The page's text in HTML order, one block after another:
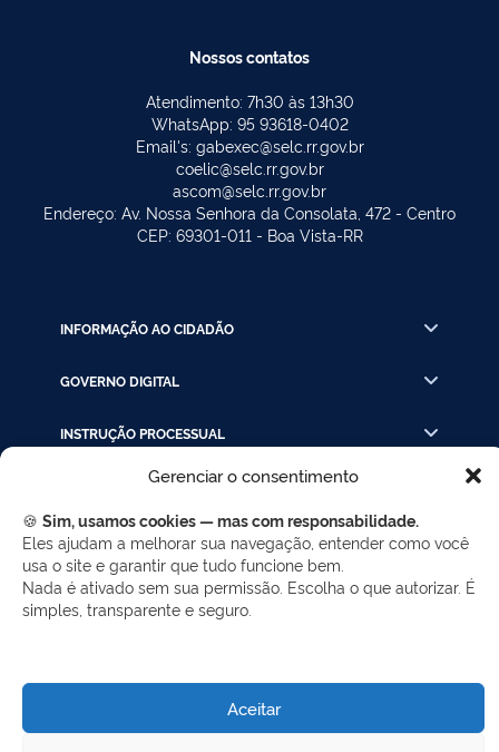
Gerenciar o consentimento
🍪 Sim, usamos cookies — mas com responsabilidade.
Eles ajudam a melhorar sua navegação, entender como você
usa o site e garantir que tudo funcione bem.
Nada é ativado sem sua permissão. Escolha o que autorizar. É
simples, transparente e seguro.
Aceitar
Nossos contatos
Atendimento: 7h30 às 13h30
WhatsApp: 95 93618-0402
Email's: gabexec@selc.rr.gov.br
coelic@selc.rr.gov.br
ascom@selc.rr.gov.br
Endereço: Av. Nossa Senhora da Consolata, 472 - Centro
CEP: 69301-011 - Boa Vista-RR
INFORMAÇÃO AO CIDADÃO
GOVERNO DIGITAL
INSTRUÇÃO PROCESSUAL
LINKS RÁPIDOS
REDES SOCIAIS
Facebook
Twitter
LinkedIn
Instagram